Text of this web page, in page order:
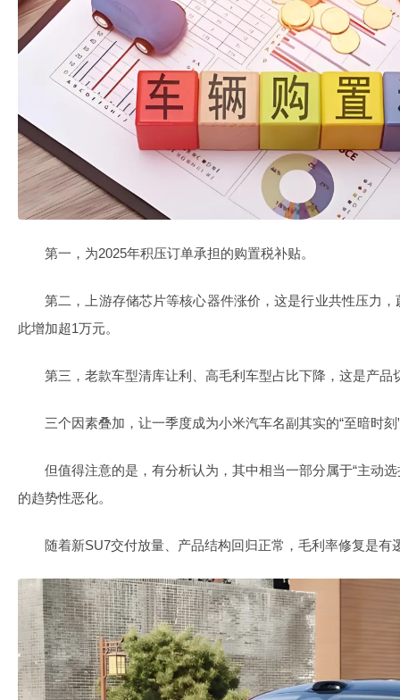
第一，为2025年积压订单承担的购置税补贴。
第二，上游存储芯片等核心器件涨价，这是行业共性压力
此增加超1万元。
第三，老款车型清库让利、高毛利车型占比下降，这是产品
三个因素叠加，让一季度成为小米汽车名副其实的“至暗时刻
但值得注意的是，有分析认为，其中相当一部分属于“主动
的趋势性恶化。
随着新SU7交付放量、产品结构回归正常，毛利率修复是有